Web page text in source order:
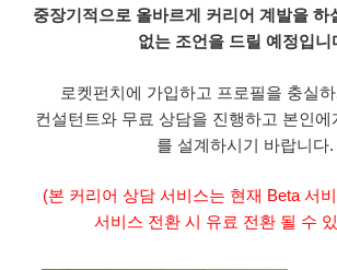
중장기적으로 올바르게 커리어 계발을 하
없는 조언을 드릴 예정입니
로켓펀치에 가입하고 프로필을 충실
컨설턴트와 무료 상담을 진행하고 본인에
를 설계하시기 바랍니다.
(본 커리어 상담 서비스는 현재 Beta 서
서비스 전환 시 유료 전환 될 수